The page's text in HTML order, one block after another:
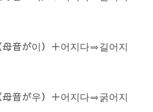
音が이）＋어지다⇒길어지
音が우）＋어지다⇒굵어지